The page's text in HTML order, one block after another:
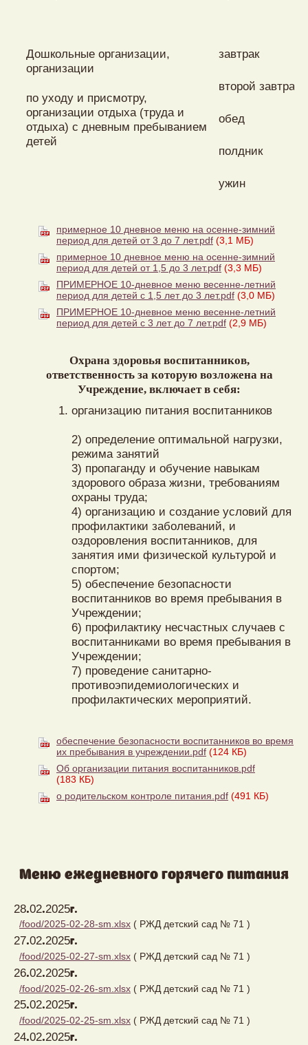
Дошкольные организации,
организации
по уходу и присмотру,
организации отдыха (труда и
отдыха) с дневным пребыванием
детей
завтрак
второй завтрак
обед
полдник
ужин
примерное 10 дневное меню на осенне-зимний
период для детей от 3 до 7 лет.pdf (3,1 МБ)
примерное 10 дневное меню на осенне-зимний
период для детей от 1,5 до 3 лет.pdf (3,3 МБ)
ПРИМЕРНОЕ 10-дневное меню весенне-летний
период для детей с 1,5 лет до 3 лет.pdf (3,0 МБ)
ПРИМЕРНОЕ 10-дневное меню весенне-летний
период для детей с 3 лет до 7 лет.pdf (2,9 МБ)
Охрана здоровья воспитанников,
ответственность за которую возложена на
Учреждение, включает в себя:
организацию питания воспитанников
2) определение оптимальной нагрузки,
режима занятий
3) пропаганду и обучение навыкам
здорового образа жизни, требованиям
охраны труда;
4) организацию и создание условий для
профилактики заболеваний, и
оздоровления воспитанников, для
занятия ими физической культурой и
спортом;
5) обеспечение безопасности
воспитанников во время пребывания в
Учреждении;
6) профилактику несчастных случаев с
воспитанниками во время пребывания в
Учреждении;
7) проведение санитарно-
противоэпидемиологических и
профилактических мероприятий.
обеспечение безопасности воспитанников во время
их пребывания в учреждении.pdf (124 КБ)
Об организации питания воспитанников.pdf
(183 КБ)
о родительском контроле питания.pdf (491 КБ)
Меню ежедневного горячего питания
28.02.2025г.
/food/2025-02-28-sm.xlsx ( РЖД детский сад № 71 )
27.02.2025г.
/food/2025-02-27-sm.xlsx ( РЖД детский сад № 71 )
26.02.2025г.
/food/2025-02-26-sm.xlsx ( РЖД детский сад № 71 )
25.02.2025г.
/food/2025-02-25-sm.xlsx ( РЖД детский сад № 71 )
24.02.2025г.